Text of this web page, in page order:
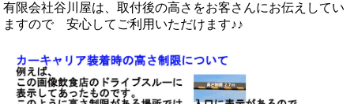
有限会社谷川屋は、取付後の高さをお客さんにお伝えしてい
ますので 安心してご利用いただけます♪♪